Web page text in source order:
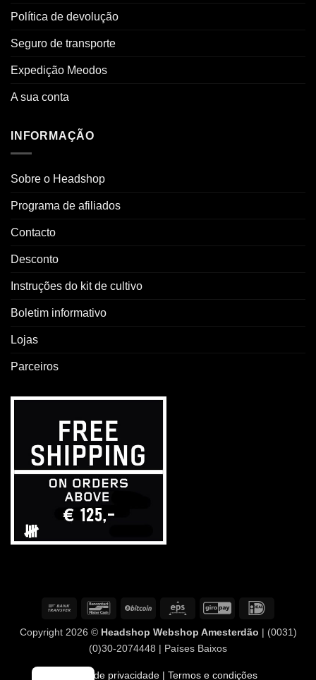
Política de devolução
Seguro de transporte
Expedição Meodos
A sua conta
INFORMAÇÃO
Sobre o Headshop
Programa de afiliados
Contacto
Desconto
Instruções do kit de cultivo
Boletim informativo
Lojas
Parceiros
TransferênciaContacto
o
banco
BitCoin Eps GiroPay
Copyright 2026 © Headshop Webshop Amesterdão | (0031)
(0)30-2074448 | Países Baixos
Política de privacidade | Termos e condições